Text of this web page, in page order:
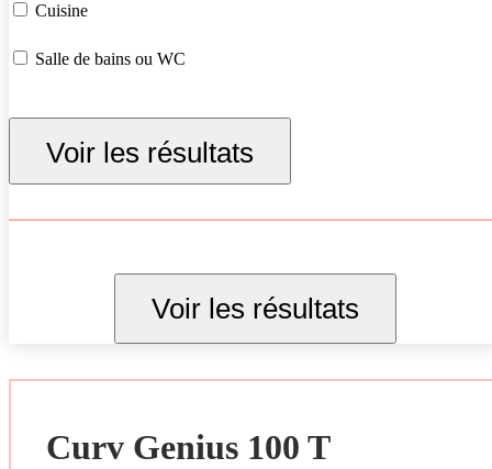
Cuisine
Salle de bains ou WC
Voir les résultats
Voir les résultats
Curv Genius 100 T